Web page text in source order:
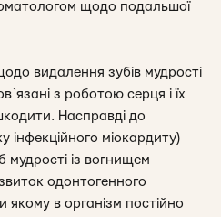
щодо подальшої
видалення зубів мудрості
з роботою серця і їх
Насправді до
інфекційного міокардиту)
мудрості із вогнищем
одонтогенного
якому в організм постійно